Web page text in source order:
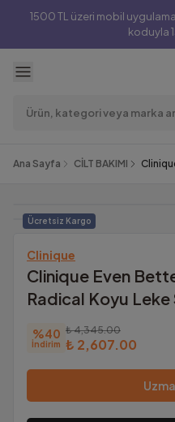
1500 TL üzeri mobil
koduyla
Ana Sayfa CİLT BAKIMI
Ücretsiz Kargo
Clinique
Clinique Even
Radical Koyu Leke
%40
İndirim
₺ 4,345.00
₺ 2,607.00